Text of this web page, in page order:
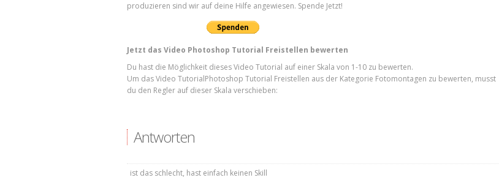
produzieren sind wir auf deine Hilfe angewiesen. Spende Jetzt!
Jetzt das Video Photoshop Tutorial Freistellen bewerten
Du hast die Möglichkeit dieses Video Tutorial auf einer Skala von 1-10 zu bewerten.
Um das Video TutorialPhotoshop Tutorial Freistellen aus der Kategorie Fotomontagen zu bewerten, musst
du den Regler auf dieser Skala verschieben:
Antworten
ist das schlecht, hast einfach keinen Skill